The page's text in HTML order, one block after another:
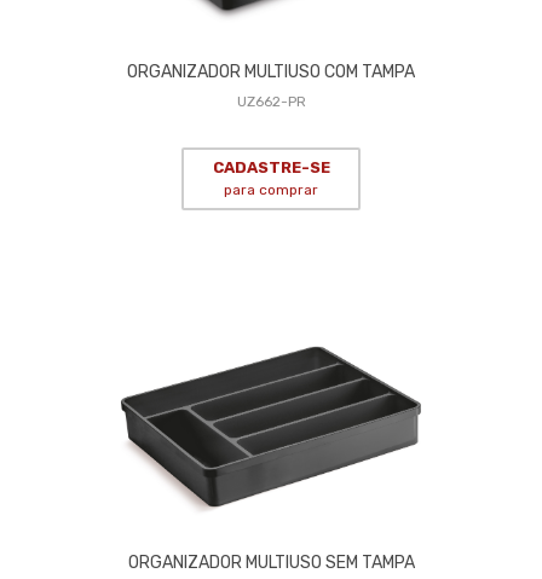
ORGANIZADOR MULTIUSO COM TAMPA
UZ662-PR
CADASTRE-SE
para comprar
ORGANIZADOR MULTIUSO SEM TAMPA